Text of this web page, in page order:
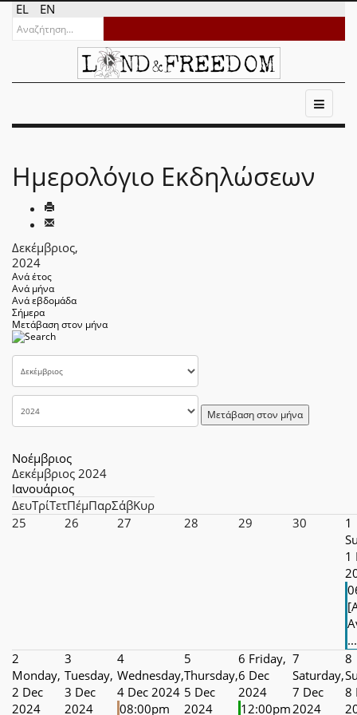
EL EN
Ημερολόγιο Εκδηλώσεων
Δεκέμβριος,
2024
Ανά έτος
Ανά μήνα
Ανά εβδομάδα
Σήμερα
Μετάβαση στον μήνα
Μετάβαση στον μήνα
Νοέμβριος
Δεκέμβριος 2024
Ιανουάριος
ΔευΤρίΤετΠέμΠαρΣάβΚυρ
25
26 27 28 29 30
1
1
...
2
Monday,
2 Dec
2024
3
Tuesday,
3 Dec
2024
4
Wednesday,
4 Dec 2024
08:00pm
5
Thursday,
5 Dec
2024
6 Friday,
6 Dec
2024
12:00pm
7
Saturday,
7 Dec
2024
8
8